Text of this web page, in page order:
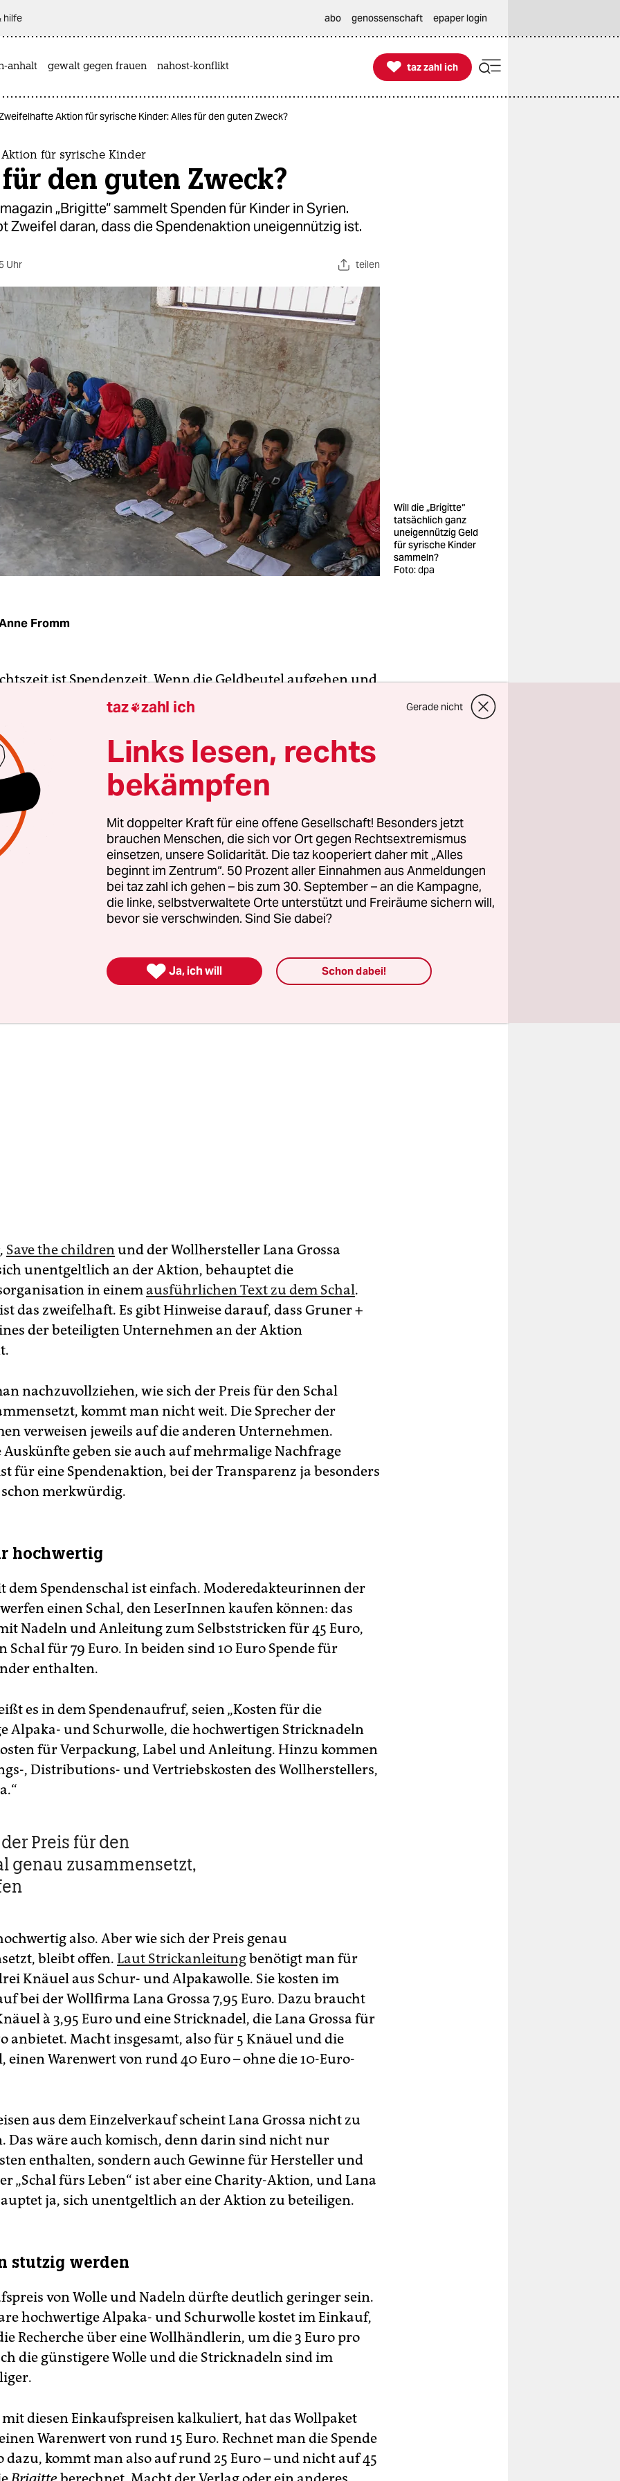
hilfe abo genossenschaft epaper login
anhalt gewalt gegen frauen nahost-konflikt 
taz zahl ich
taz zahl ich
Aktion für syrische Kinder: Alles für den guten Zweck?
für syrische Kinder
den guten Zweck?
„Brigitte“ sammelt Spenden für Kinder in Syrien.
Zweifel daran, dass die Spendenaktion uneigennützig ist.
Uhr teilen
Will die „Brigitte“
tatsächlich ganz
uneigennützig Geld
für syrische Kinder
sammeln?
Foto: dpa
Fromm
ist Spendenzeit. Wenn die Geldbeutel aufgehen und
zu Ende geht, platzieren Hilfsorganisa­tio­nen ihre
prominent. Seit 2014 sammelt auch
Zweck: Mit dem „Schal fürs Leben“ unterstützt das
aus dem Verlag Gruner + Jahr zusammen mit der
Save the Children Kinder in Syrien.
Million Euro hat die Aktion lautBrigitteseit ihrem
eingebracht. Prominente und PolitikerInnen werben
in diesem Jahr beispielsweise der Schauspieler Bjarne
ehemalige Chefanklägerin der UN, Carla del Ponte. Mit
-Ausgabe, die Ende Oktober erschien, wurde die Aktion
gestartet. „Die Kinder brauchen weiter unsere Hilfe,
Save the childrenund der Wollhersteller Lana Grossa
unentgeltlich an der Aktion, behauptet die
in einem ausführlichen Text zu dem Schal.
das zweifelhaft. Es gibt Hinweise darauf, dass Gruner +
der beteiligten Unternehmen an der Aktion
nachzuvollziehen, wie sich der Preis für den Schal
kommt man nicht weit. Die Sprecher der
verweisen jeweils auf die anderen Unternehmen.
geben sie auch auf mehrmalige Nachfrage
für eine Spendenaktion, bei der Transparenz ja besonders
merkwürdig.
hochwertig
dem Spendenschal ist einfach. Moderedakteurinnen der
einen Schal, den LeserInnen kaufen können: das
Nadeln und Anleitung zum Selbststricken für 45 Euro,
Schal für 79 Euro. In beiden sind 10 Euro Spende für
enthalten.
es in dem Spendenaufruf, seien „Kosten für die
Alpaka- und Schurwolle, die hochwertigen Stricknadeln
für Verpackung, Label und Anleitung. Hinzu kommen
, Distributions- und Vertriebskosten des Wollherstellers,
Preis für den
genau zusammensetzt,
also. Aber wie sich der Preis genau
bleibt offen. Laut Strickanleitungbenötigt man für
Knäuel aus Schur- und Alpakawolle. Sie kosten im
bei der Wollfirma Lana Grossa 7,95 Euro. Dazu braucht
à 3,95 Euro und eine Stricknadel, die Lana Grossa für
anbietet. Macht insgesamt, also für 5 Knäuel und die
einen Warenwert von rund 40 Euro – ohne die 10-Euro-
aus dem Einzelverkauf scheint Lana Grossa nicht zu
Das wäre auch komisch, denn darin sind nicht nur
enthalten, sondern auch Gewinne für Hersteller und
„Schal fürs Leben“ ist aber eine Charity-Aktion, und Lana
ja, sich unentgeltlich an der Aktion zu beteiligen.
stutzig werden
von Wolle und Nadeln dürfte deutlich geringer sein.
hochwertige Alpaka- und Schurwolle kostet im Einkauf,
Recherche über eine Wollhändlerin, um die 3 Euro pro
die günstigere Wolle und die Stricknadeln sind im
diesen Einkaufspreisen kalkuliert, hat das Wollpaket
Warenwert von rund 15 Euro. Rechnet man die Spende
dazu, kommt man also auf rund 25 Euro – und nicht auf 45
taz zahl ich Gerade nicht
Links lesen, rechts
bekämpfen
Mit doppelter Kraft für eine offene Gesellschaft! Besonders jetzt
brauchen Menschen, die sich vor Ort gegen Rechtsextremismus
einsetzen, unsere Solidarität. Die taz kooperiert daher mit „Alles
beginnt im Zentrum“. 50 Prozent aller Einnahmen aus Anmeldungen
bei taz zahl ich gehen – bis zum 30. September – an die Kampagne,
die linke, selbstverwaltete Orte unterstützt und Freiräume sichern will,
bevor sie verschwinden. Sind Sie dabei?
 Ja, ich will Schon dabei!